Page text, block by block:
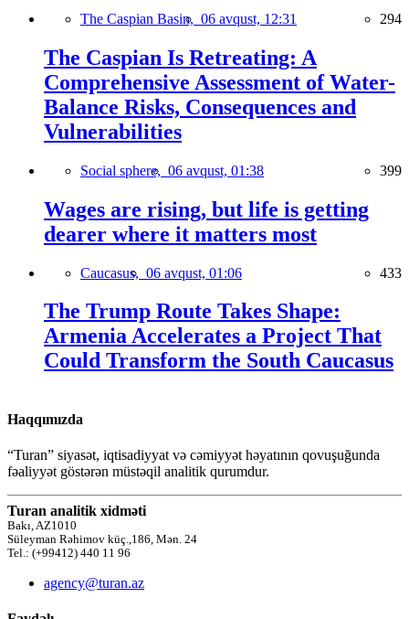
The Caspian Basin, 06 avqust, 12:31 294
The Caspian Is Retreating: A
Comprehensive Assessment of Water-
Balance Risks, Consequences and
Vulnerabilities
Social sphere, 06 avqust, 01:38 399
Wages are rising, but life is getting
dearer where it matters most
Caucasus, 06 avqust, 01:06 433
The Trump Route Takes Shape:
Armenia Accelerates a Project That
Could Transform the South Caucasus
Haqqımızda
“Turan” siyasət, iqtisadiyyat və cəmiyyət həyatının qovuşuğunda
fəaliyyət göstərən müstəqil analitik qurumdur.
Turan analitik xidməti
Bakı, AZ1010
Süleyman Rəhimov küç.,186, Mən. 24
Tel.: (+99412) 440 11 96
agency@turan.az